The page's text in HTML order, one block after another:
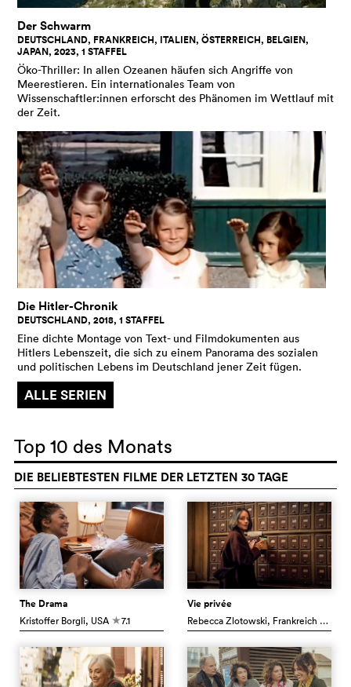
Der Schwarm
DEUTSCHLAND, FRANKREICH, ITALIEN, ÖSTERREICH, BELGIEN,
JAPAN, 2023, 1 STAFFEL
Öko-Thriller: In allen Ozeanen häufen sich Angriffe von
Meerestieren. Ein internationales Team von
Wissenschaftler:innen erforscht des Phänomen im Wettlauf mit
der Zeit.
Die Hitler-Chronik
DEUTSCHLAND, 2018, 1 STAFFEL
Eine dichte Montage von Text- und Filmdokumenten aus
Hitlers Lebenszeit, die sich zu einem Panorama des sozialen
und politischen Lebens im Deutschland jener Zeit fügen.
ALLE SERIEN
Top 10 des Monats
DIE BELIEBTESTEN FILME DER LETZTEN 30 TAGE
The Drama
Kristoffer Borgli, USA c7.1
Vie privée
Rebecca Zlotowski, Frankreich